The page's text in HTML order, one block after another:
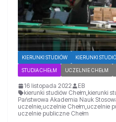
KIERUNKI STUDIÓW KIERUNKI
STUDIA CHEŁM UCZELNIE CHEŁM
16 listopada 2022
EB
kierunki studiów Chełm,kierunki
Państwowa Akademia Nauk
uczelnie,uczelnie Chełm,uczelnie
uczelnie publiczne Chełm